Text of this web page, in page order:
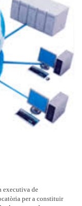
executiva de
per a constituir